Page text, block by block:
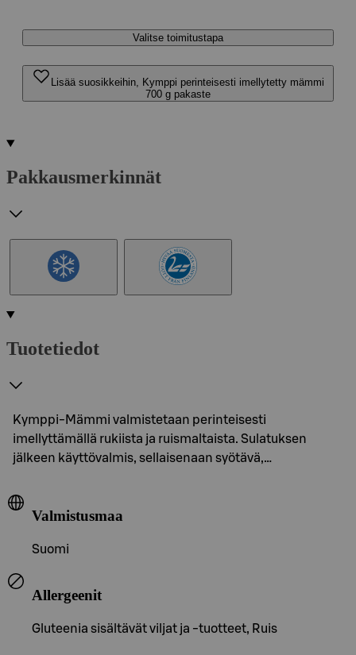
Valitse toimitustapa
Lisää suosikkeihin, Kymppi perinteisesti imellytetty mämmi
700 g pakaste
Pakkausmerkinnät
Tuotetiedot
Kymppi-Mämmi valmistetaan perinteisesti
imellyttämällä rukiista ja ruismaltaista. Sulatuksen
jälkeen käyttövalmis, sellaisenaan syötävä,…
Valmistusmaa
Suomi
Allergeenit
Gluteenia sisältävät viljat ja -tuotteet, Ruis